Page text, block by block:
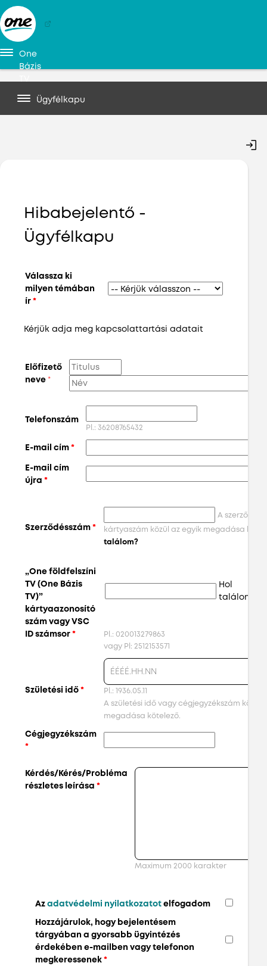
One
Bázis
TV
Ügyfélkapu
Hibabejelentő -
Ügyfélkapu
Válassza ki
milyen témában
ír*
Kérjük adja meg kapcsolattartási adatait
Előfizető
neve
Telefonszám
Pl.: 36208765432
E-mail cím*
E-mail cím
újra *
Szerződésszám*
A
kártyaszám közül az egyik megadása
találom?
„One földfelszíni
TV (One Bázis
TV)”
kártyaazonosító
szám vagy VSC
ID számsor*
Hol
találom:
Pl.: 020013279863
vagy Pl: 2512153571
Születési idő*
Pl.: 1936.05.11
A születési idő vagy cégjegyzékszám közül
megadása kötelező.
Cégjegyzékszám
*
Kérdés/Kérés/Probléma
részletes leírása *
Maximum 2000 karakter
Azadatvédelmi nyilatkozatotelfogadom
Hozzájárulok, hogy bejelentésem
tárgyában a gyorsabb ügyintézés
érdekében e-mailben vagy telefonon
megkeressenek*